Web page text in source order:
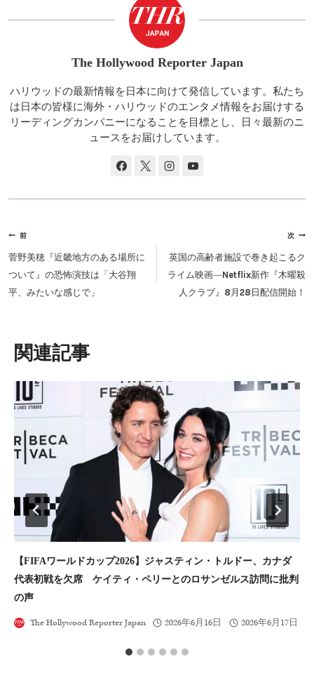
The Hollywood Reporter Japan
ハリウッドの最新情報を日本に向けて発信しています。私たち
は日本の皆様に海外・ハリウッドのエンタメ情報をお届けする
リーディングカンパニーになることを目標とし、日々最新のニ
ュースをお届けしています。
投
稿
ナ
ビ
シ
ョ
ン
前
菅野美穂『近畿地方のある場所に
ついて』の恐怖演技は「大谷翔
平、みたいな感じで」
次
英国の高齢者施設で巻き起こるク
ライム映画―Netflix新作『木曜殺
人クラブ』8月28日配信開始！
類似投稿
【FIFAワールドカップ2026】ジャスティン・トルドー、カナダ
代表初戦を欠席 ケイティ・ペリーとのロサンゼルス訪問に批判
の声
The Hollywood Reporter Japan 2026年6月16日 2026年6月17日